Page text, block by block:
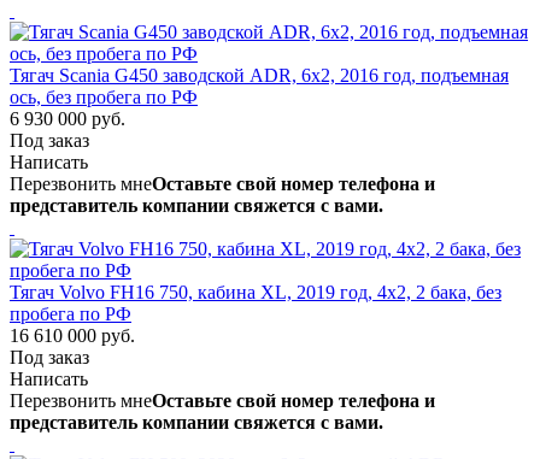
Тягач Scania G450 заводской ADR, 6х2, 2016 год, подъемная
ось, без пробега по РФ
6 930 000 руб.
Под заказ
Написать
Перезвонить мнеОставьте свой номер телефона и
представитель компании свяжется с вами.
Тягач Volvo FH16 750, кабина XL, 2019 год, 4х2, 2 бака, без
пробега по РФ
16 610 000 руб.
Под заказ
Написать
Перезвонить мнеОставьте свой номер телефона и
представитель компании свяжется с вами.